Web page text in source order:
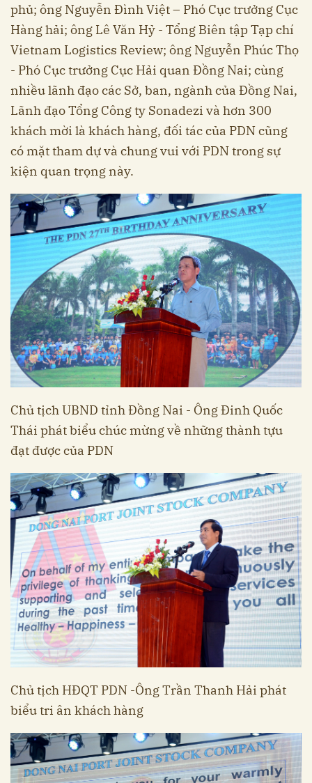
phủ; ông Nguyễn Đình Việt – Phó Cục trưởng Cục
Hàng hải; ông Lê Văn Hỷ - Tổng Biên tập Tạp chí
Vietnam Logistics Review; ông Nguyễn Phúc Thọ
- Phó Cục trưởng Cục Hải quan Đồng Nai; cùng
nhiều lãnh đạo các Sở, ban, ngành của Đồng Nai,
Lãnh đạo Tổng Công ty Sonadezi và hơn 300
khách mời là khách hàng, đối tác của PDN cũng
có mặt tham dự và chung vui với PDN trong sự
kiện quan trọng này.
Chủ tịch UBND tỉnh Đồng Nai - Ông Đinh Quốc
Thái phát biểu chúc mừng về những thành tựu
đạt được của PDN
Chủ tịch HĐQT PDN -Ông Trần Thanh Hải phát
biểu tri ân khách hàng